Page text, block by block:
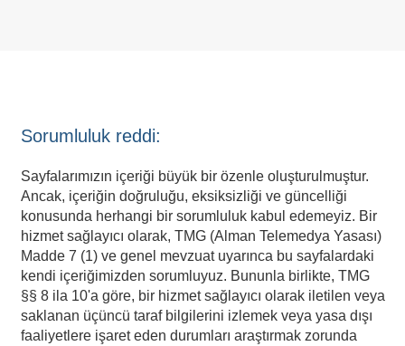
Sorumluluk reddi:
Sayfalarımızın içeriği büyük bir özenle oluşturulmuştur.
Ancak, içeriğin doğruluğu, eksiksizliği ve güncelliği
konusunda herhangi bir sorumluluk kabul edemeyiz. Bir
hizmet sağlayıcı olarak, TMG (Alman Telemedya Yasası)
Madde 7 (1) ve genel mevzuat uyarınca bu sayfalardaki
kendi içeriğimizden sorumluyuz. Bununla birlikte, TMG
§§ 8 ila 10'a göre, bir hizmet sağlayıcı olarak iletilen veya
saklanan üçüncü taraf bilgilerini izlemek veya yasa dışı
faaliyetlere işaret eden durumları araştırmak zorunda